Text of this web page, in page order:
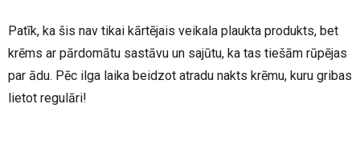
Patīk, ka šis nav tikai kārtējais veikala plaukta produkts, bet
krēms ar pārdomātu sastāvu un sajūtu, ka tas tiešām rūpējas
par ādu. Pēc ilga laika beidzot atradu nakts krēmu, kuru gribas
lietot regulāri!